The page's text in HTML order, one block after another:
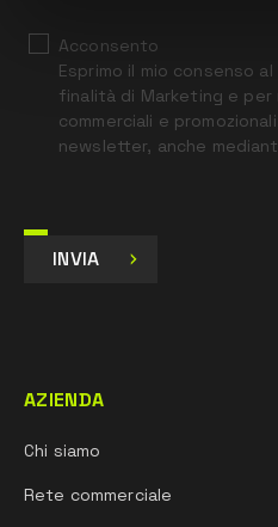
Acconsento
Esprimo il mio consenso
finalità di Marketing e per
commerciali e
newsletter, anche
INVIA
AZIENDA
Chi siamo
Rete commerciale